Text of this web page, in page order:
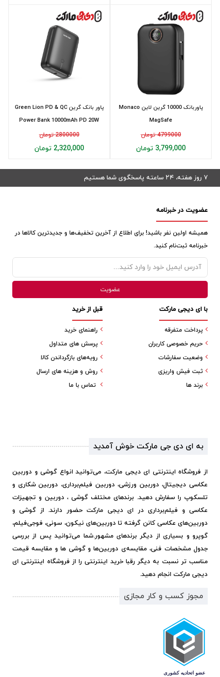
پاور بانک گرین Green Lion PD & QC
Power Bank 10000mAh PD 20W
2800000 تومان
2,320,000 تومان
پاوربانک 10000 گرین لاین Monaco
MagSafe
4799000 تومان
3,799,000 تومان
۷ روز هفته، ۲۴ ساعته پاسخگوی شما هستیم
عضویت در خبرنامه
همیشه اولین نفر باشید! برای اطلاع از آخرین تخفیف‌ها و جدیدترین کالاها در
خبرنامه ثبت‌نام کنید.
قبل از خرید
راهنمای خرید
پرسش های متداول
رویه‌های بازگرداندن کالا
روش و هزینه های ارسال
تماس با ما
با ای دیجی مارکت
پرداخت متفرقه
حریم خصوصی کاربران
وضعیت سفارشات
ثبت فیش واریزی
برند ها
به ای دی جی مارکت خوش آمدید
از فروشگاه اینترنتی ای دیجی مارکت، می‌توانید انواع گوشی و دوربین
عکاسی دیجیتال، دوربین ورزشی، دوربین فیلم‌برداری، دوربین شکاری و
تلسکوپ را سفارش دهید. برندهای مختلف گوشی ، دوربین و تجهیزات
عکاسی و فیلم‌برداری در ای دیجی مارکت حضور دارند. از گوشی و
دوربین‌های عکاسی کانن گرفته تا دوربین‌های نیکون، سونی، فوجی‌فیلم،
گوپرو و بسیاری از دیگر برندهای مشهور.شما می‌توانید پس از بررسی
جدول مشخصات فنی، مقایسه‌ی دوربین‌ها و گوشی ها و مقایسه قیمت
مناسب تر نسبت به دیگر رقبا خرید اینترنتی را از فروشگاه اینترنتی ای
دیجی مارکت انجام دهید.
مجوز کسب و کار مجازی